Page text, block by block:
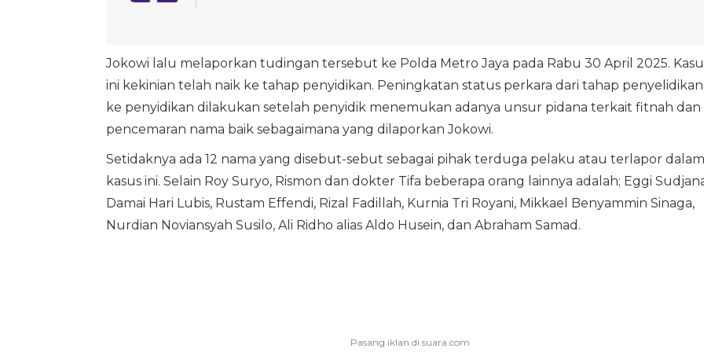
Jokowi lalu melaporkan tudingan tersebut ke Polda Metro Jaya pada Rabu 30 April 2025.
ini kekinian telah naik ke tahap penyidikan. Peningkatan status perkara dari tahap penyelidikan
ke penyidikan dilakukan setelah penyidik menemukan adanya unsur pidana terkait fitnah dan
pencemaran nama baik sebagaimana yang dilaporkan Jokowi.
Setidaknya ada 12 nama yang disebut-sebut sebagai pihak terduga pelaku atau terlapor dalam
kasus ini. Selain Roy Suryo, Rismon dan dokter Tifa beberapa orang lainnya adalah; Eggi
Damai Hari Lubis, Rustam Effendi, Rizal Fadillah, Kurnia Tri Royani, Mikkael Benyammin Sinaga,
Nurdian Noviansyah Susilo, Ali Ridho alias Aldo Husein, dan Abraham Samad.